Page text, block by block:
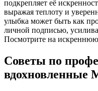
подкрепляет её
выражая теплоту и
улыбка может быть как
личной подписью,
Посмотрите на
Советы по